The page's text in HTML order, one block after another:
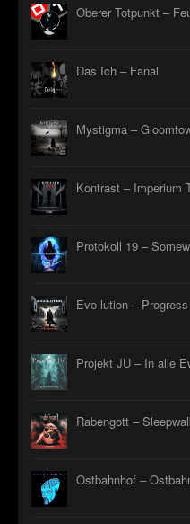
Oberer Totpunkt –
Das Ich – Fanal
Mystigma –
Kontrast – Imperium
Protokoll 19 –
Evo-lution – Progress
Projekt JU – In alle
Rabengott –
Ostbahnhof –